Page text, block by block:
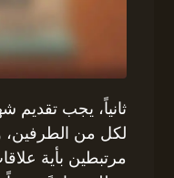
ثانياً، يجب تقديم
لكل من الطرفين،
مرتبطين بأية